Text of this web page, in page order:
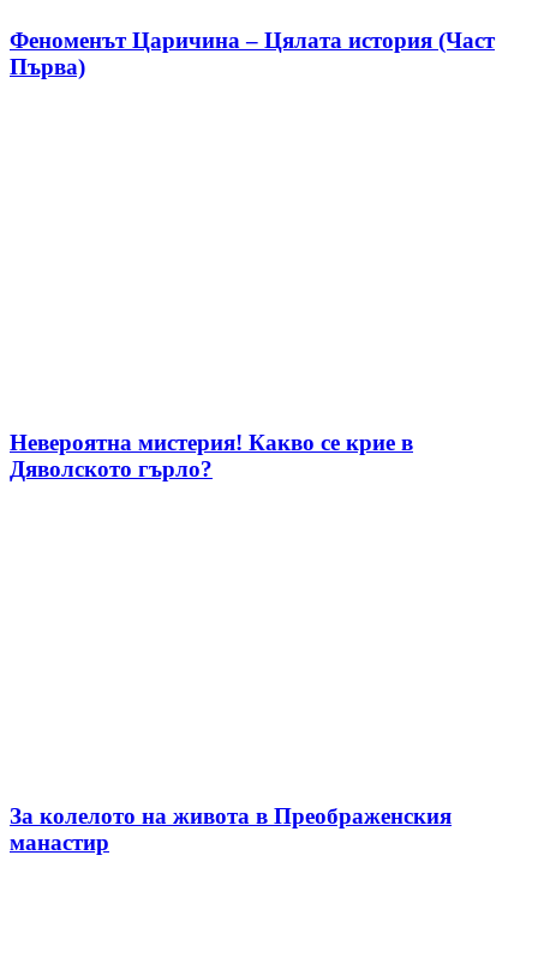
Феноменът Царичина – Цялата история (Част
Първа)
Невероятна мистерия! Какво се крие в
Дяволското гърло?
За колелото на живота в Преображенския
манастир